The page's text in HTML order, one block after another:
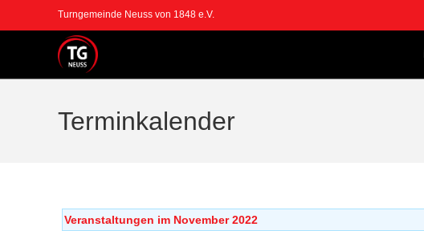
Turngemeinde Neuss von 1848 e.V.
Terminkalender
Veranstaltungen im November 2022